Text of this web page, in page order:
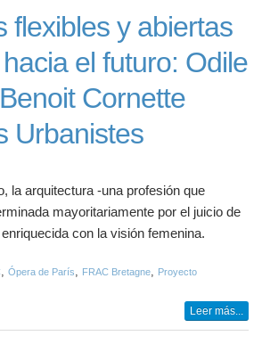
flexibles y abiertas
el futuro: Odile
Cornette
Urbanistes
la arquitectura -una profesión que
mayoritariamente por el juicio de
con la visión femenina.
Ópera de París FRAC Bretagne
Proyecto
Leer más...